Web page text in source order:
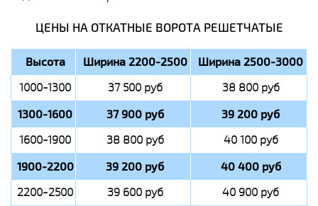
ЦЕНЫ НА ОТКАТНЫЕ ВОРОТА РЕШЕТЧАТЫЕ
Высота Ширина 2200-2500 Ширина 2500-3000
1000-1300 37 500 руб 38 800 руб
1300-1600 37 900 руб 39 200 руб
1600-1900 38 800 руб 40 100 руб
1900-2200 39 200 руб 40 400 руб
2200-2500 39 600 руб 40 900 руб